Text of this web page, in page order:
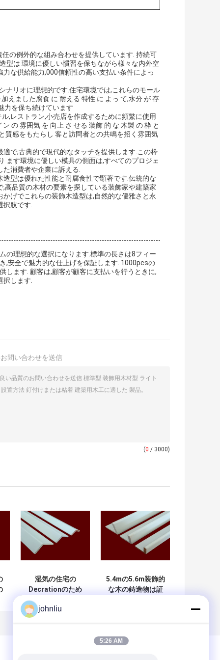
の例外的な組み合わせを提供しています. 持続可
型は 環境に優しい慣習を保ちながら様々な内外空
な供給能力,000信頼性の高い支払い条件によっ
ナリオに理想的です.住宅環境では,これらのモール
えました腐食 に 耐える 特性 に よっ て,水分 が 存
力を保ち続けています
,レストラン,小売店を作成するために頻繁に使用
の 雰囲気 を 向上 さ せる 装飾 的 な 木製 の 枠 と
質感をもたらし 客と訪問者との共鳴を招く雰囲気
で,古典的で現代的なタッチを提供します.この枠
ます環境に優しい模具の側面は,すべてのプロジェ
消費者や企業に訴える.
型は優れた性能と耐腐食性で顕著です.伝統的な
品質の木材の要素を探している装飾家や建築家
げでこれらの装飾木造型は,自然的な優雅さと永
択肢です.
の理想的な選択になります.標準の長さは8フィー
,安全で魅力的な仕上げを保証します. 1000pcsの
します. 顧客は,顧客が顧客に支払いを行うときに,
択します.
問い合わせを送信
(0 / 3000)
湿気の住宅の
Decrationのため
の防止の木の家具
の鋳造物
5.4mの5.6m装飾的
な木の鋳造物は証
johnliu
5:26 AM